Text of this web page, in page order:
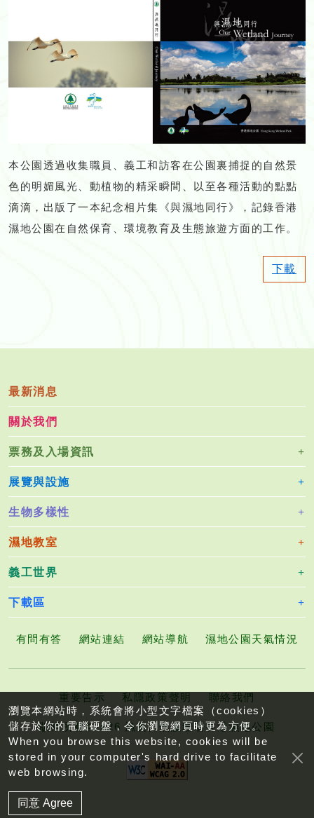
本公園透過收集職員、義工和訪客在公園裏捕捉的自然景
色的明媚風光、動植物的精采瞬間、以至各種活動的點點
滴滴，出版了一本紀念相片集《與濕地同行》，記錄香港
濕地公園在自然保育、環境教育及生態旅遊方面的工作。
下載
最新消息
關於我們
票務及入場資訊
展覽與設施
生物多樣性
濕地教室
義工世界
下載區
有問有答 網站連結 網站導航 濕地公園天氣情況
重要告示 私隱政策聲明 聯絡我們
版權所有©2026 漁農自然護理署香港濕地公園
瀏覽本網站時，系統會將小型文字檔案（cookies）
儲存於你的電腦硬盤，令你瀏覽網頁時更為方便。
When you browse this website, cookies will be
stored in your computer's hard drive to facilitate
web browsing.
同意 Agree